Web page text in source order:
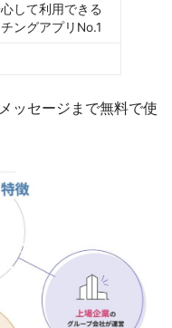
心して利用できる
ングアプリNo.1
ッセージまで無料で使